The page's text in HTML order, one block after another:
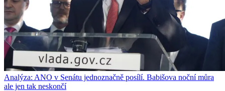
Analýza: ANO v Senátu jednoznačně posílí. Babišova noční můra
ale jen tak neskončí